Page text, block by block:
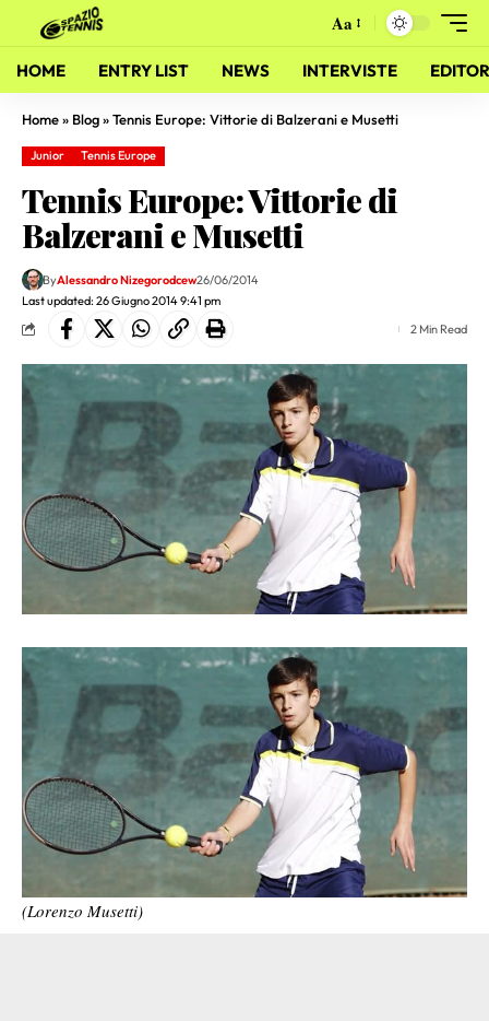
Aa
HOME ENTRY LIST NEWS INTERVISTE
Home» Blog»Tennis Europe: Vittorie di Balzerani e Musetti
Junior Tennis Europe
Tennis Europe: Vittorie di
Balzerani e Musetti
Last updated: 26 Giugno 2014 9:41 pm
ByAlessandro Nizegorodcew26/06/2014
2 Min Read
(Lorenzo Musetti)